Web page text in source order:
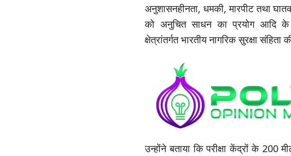
अनुशासनहीनता, धमकी, मारपीट तथा
को अनुचित साधन का प्रयोग आदि
क्षेत्रांतर्गत भारतीय नागरिक सुरक्षा संहिता
उन्होंने बताया कि परीक्षा केंद्रों के 200